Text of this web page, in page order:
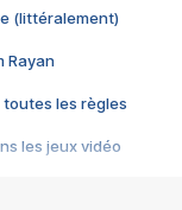
(littéralement)
Rayan
toutes les règles
les jeux vidéo